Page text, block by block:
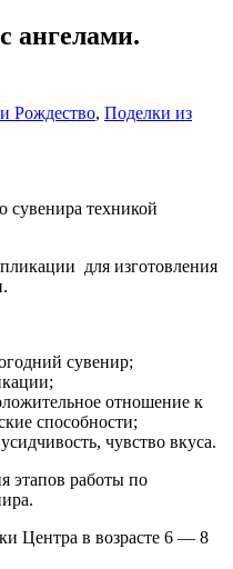
ангелами.
Рождество, Поделки из
сувенира техникой
для изготовления
сувенир;
отношение к
способности;
чувство вкуса.
этапов работы по
Центра в возрасте 6 — 8